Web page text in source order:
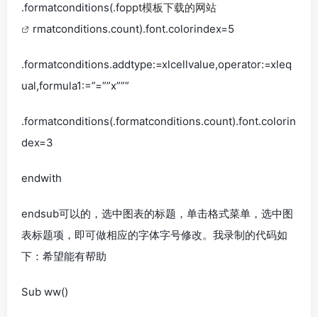
.formatconditions(.foppt模板下载的网站
rmatconditions.count).font.colorindex=5
.formatconditions.addtype:=xlcellvalue,operator:=xleq
ual,formula1:=”=””x”””
.formatconditions(.formatconditions.count).font.colorin
dex=3
endwith
endsub可以的，选中图表的标题，单击格式菜单，选中图
表标题项，即可做相应的字体字号修改。我录制的代码如
下：希望能有帮助
Sub ww()